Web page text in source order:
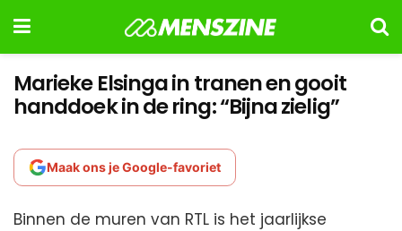
Marieke Elsinga in tranen en gooit
handdoek in de ring: “Bijna zielig”
Maak ons je Google-favoriet
Binnen de muren van RTL is het jaarlijkse